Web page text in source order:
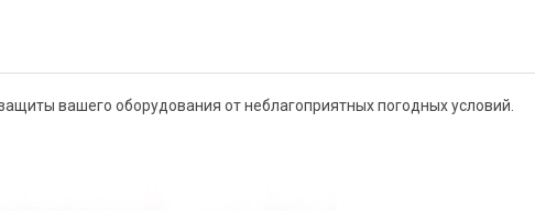
вашего оборудования от неблагоприятных погодных условий.